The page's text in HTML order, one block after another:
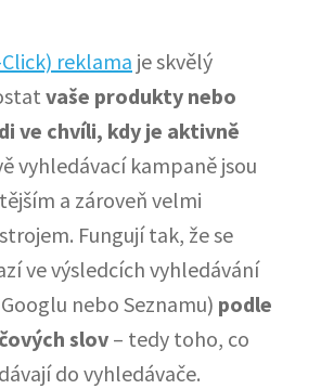
reklama je skvělý
vaše produkty nebo
ve chvíli, kdy je aktivně
vyhledávací kampaně jsou
a zároveň velmi
Fungují tak, že se
ve výsledcích vyhledávání
nebo Seznamu) podle
slov – tedy toho, co
do vyhledávače.